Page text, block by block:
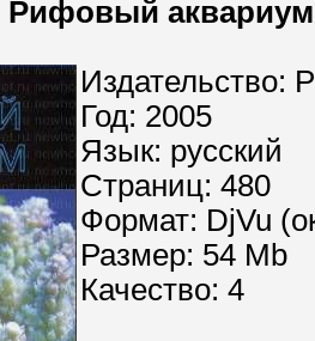
Рифовый
Издательство:
Год: 2005
Язык: русский
Страниц: 480
Формат: DjVu
Размер: 54 Mb
Качество: 4